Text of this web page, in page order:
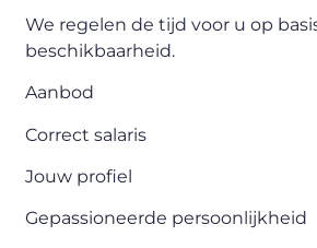
We regelen de tijd voor u op
beschikbaarheid.
Aanbod
Correct salaris
Jouw profiel
Gepassioneerde persoonlijkheid